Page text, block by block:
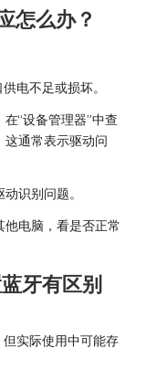
怎么办？
电不足或损坏。
“设备管理器”中查
通常表示驱动问
识别问题。
电脑，看是否正常
牙有区别
实际使用中可能存